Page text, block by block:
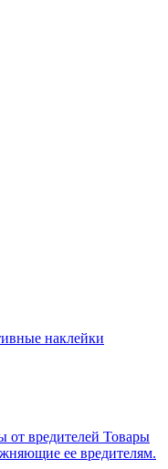
наклейки
от вредителей Товары
ее вредителям.